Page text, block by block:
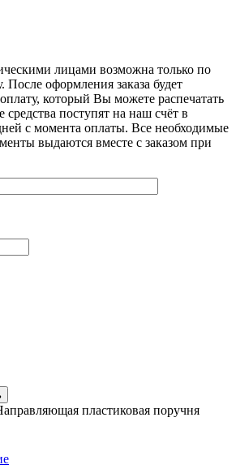
лицами возможна только по
После оформления заказа будет
который Вы можете распечатать
поступят на наш счёт в
с момента оплаты. Все необходимые
выдаются вместе с заказом при
пластиковая поручня